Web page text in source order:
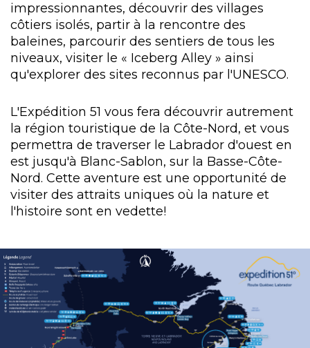
impressionnantes, découvrir des villages
côtiers isolés, partir à la rencontre des
baleines, parcourir des sentiers de tous les
niveaux, visiter le « Iceberg Alley » ainsi
qu'explorer des sites reconnus par l'UNESCO.
L'Expédition 51 vous fera découvrir autrement
la région touristique de la Côte-Nord, et vous
permettra de traverser le Labrador d'ouest en
est jusqu'à Blanc-Sablon, sur la Basse-Côte-
Nord. Cette aventure est une opportunité de
visiter des attraits uniques où la nature et
l'histoire sont en vedette!